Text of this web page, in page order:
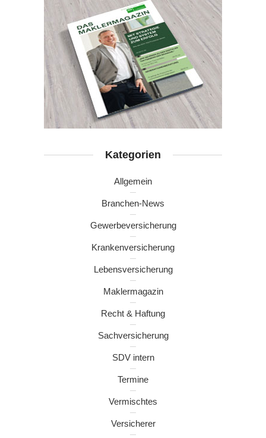
Kategorien
Allgemein
Branchen-News
Gewerbeversicherung
Krankenversicherung
Lebensversicherung
Maklermagazin
Recht & Haftung
Sachversicherung
SDV intern
Termine
Vermischtes
Versicherer